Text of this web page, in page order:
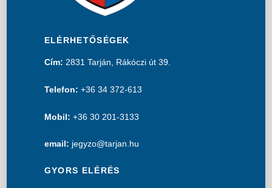
ELÉRHETŐSÉGEK
Cím: 2831 Tarján, Rákóczi út 39.
Telefon: +36 34 372-613
Mobil: +36 30 201-3133
email: jegyzo@tarjan.hu
GYORS ELÉRÉS